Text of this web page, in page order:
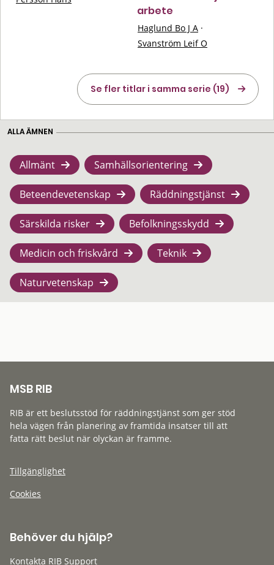
arbete
Haglund Bo J A ·
Svanström Leif O
Se fler titlar i samma serie (19)
ALLA ÄMNEN
Allmänt Samhällsorientering
Beteendevetenskap Räddningstjänst
Särskilda risker Befolkningsskydd
Medicin och friskvård Teknik
Naturvetenskap
MSB RIB
RIB är ett beslutsstöd för räddningstjänst som ger stöd
hela vägen från planering av framtida insatser till att
fatta rätt beslut när olyckan är framme.
Tillgänglighet
Cookies
Behöver du hjälp?
Kontakta RIB Support